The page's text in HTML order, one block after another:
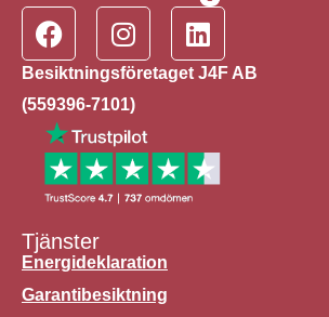
Besiktningsföretaget J4F AB
(559396-7101)
Tjänster
Energideklaration
Garantibesiktning